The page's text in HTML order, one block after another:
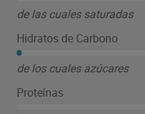
de las cuales saturadas
Hidratos de Carbono
de los cuales azúcares
Proteínas